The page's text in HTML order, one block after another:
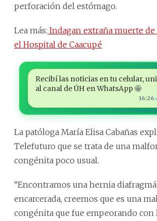
perforación del estómago.
Lea más: Indagan extraña muerte
el Hospital de Caacupé
Recibí las noticias en tu celular,
al canal de ÚH en WhatsApp 🤩
16:26
La patóloga María Elisa Cabañas
Telefuturo que se trata de una
congénita poco usual.
“Encontramos una hernia
encarcerada, creemos que es una
congénita que fue empeorando con